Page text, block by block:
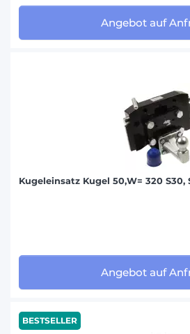
Angebot auf
Kugeleinsatz Kugel 50,W= 320
Angebot auf
BESTSELLER